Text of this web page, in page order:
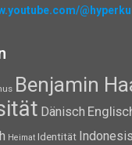
Benjamin
Dänisch
Heimat Identität